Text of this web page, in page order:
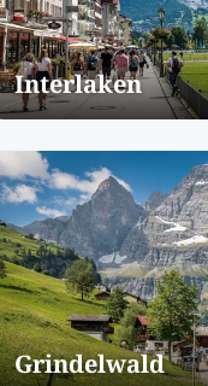
Interlaken
Grindelwald